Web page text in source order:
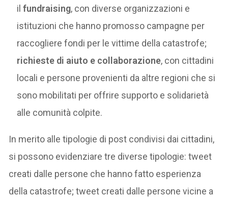
ilfundraising, con diverse organizzazioni e
istituzioni che hanno promosso campagne per
raccogliere fondi per le vittime della catastrofe;
richieste di aiuto e collaborazione, con cittadini
locali e persone provenienti da altre regioni che si
sono mobilitati per offrire supporto e solidarietà
alle comunità colpite.
In merito alle tipologie di post condivisi dai cittadini,
si possono evidenziare tre diverse tipologie: tweet
creati dalle persone che hanno fatto esperienza
della catastrofe; tweet creati dalle persone vicine a